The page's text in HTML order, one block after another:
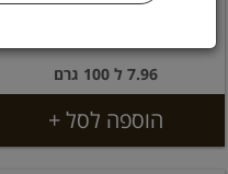
7.96 ל 100 גרם
הוספה לסל +